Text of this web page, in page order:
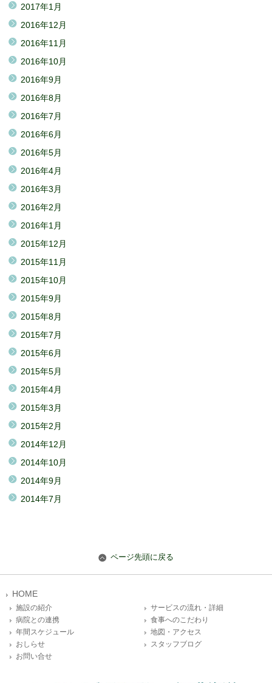
2017年1月
2016年12月
2016年11月
2016年10月
2016年9月
2016年8月
2016年7月
2016年6月
2016年5月
2016年4月
2016年3月
2016年2月
2016年1月
2015年12月
2015年11月
2015年10月
2015年9月
2015年8月
2015年7月
2015年6月
2015年5月
2015年4月
2015年3月
2015年2月
2014年12月
2014年10月
2014年9月
2014年7月
ページ先頭に戻る
HOME
施設の紹介
サービスの流れ・詳細
病院との連携
食事へのこだわり
年間スケジュール
地図・アクセス
おしらせ
スタッフブログ
お問い合せ